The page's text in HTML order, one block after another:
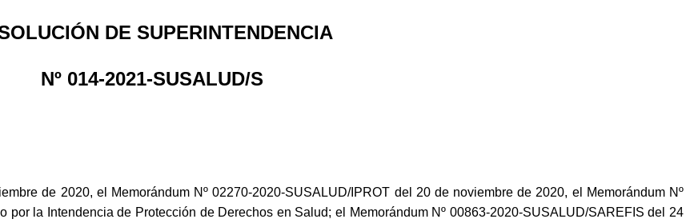
DE SUPERINTENDENCIA
Nº 014-2021-SUSALUD/S
de 2020, el Memorándum Nº 02270-2020-SUSALUD/IPROT del 20 de noviembre de 2020, el Memorándum Nº
la Intendencia de Protección de Derechos en Salud; el Memorándum Nº 00863-2020-SUSALUD/SAREFIS del 24